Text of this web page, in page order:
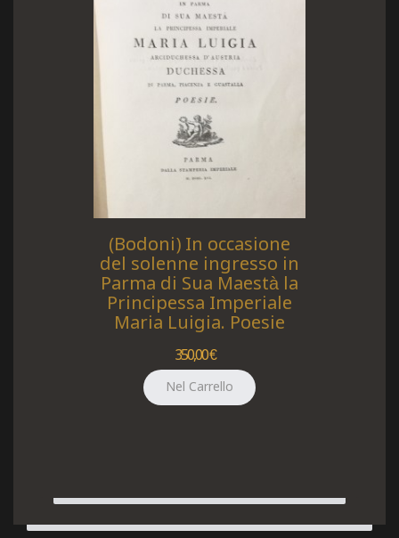
(Bodoni) In occasione
del solenne ingresso in
Parma di Sua Maestà la
Principessa Imperiale
Maria Luigia. Poesie
350,00 €